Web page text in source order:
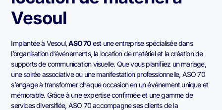
Vesoul
Implantée à Vesoul,ASO 70est une entreprise spécialisée dans
l’organisation d’événements, la location de matériel et la création de
supports de communication visuelle. Que vous planifiiez un mariage,
une soirée associative ou une manifestation professionnelle, ASO 70
s’engage à transformer chaque occasion en un événement unique et
mémorable. Grâce à une expertise confirmée et une gamme de
services diversifiée, ASO 70 accompagne ses clients de la